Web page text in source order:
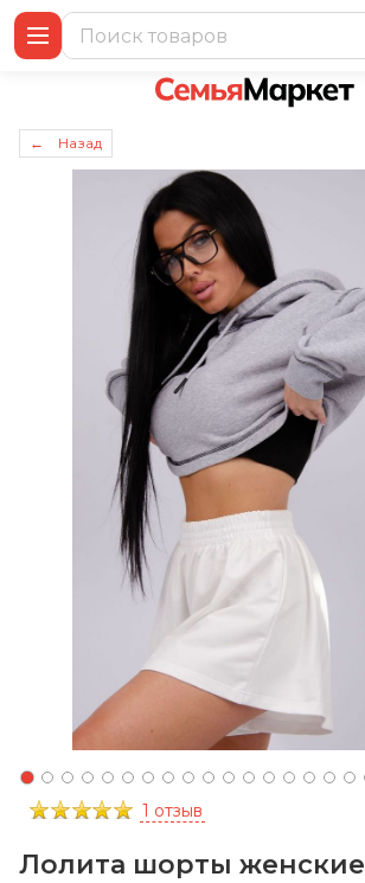
← Назад
1 отзыв
Лолита шорты женские